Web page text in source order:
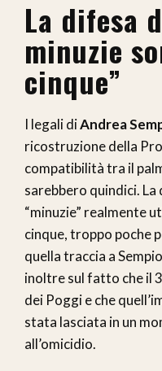
La difesa
minuzie
cinque”
I legali diAndrea
ricostruzione della
compatibilità tra il
sarebbero quindici. La
“minuzie” realmente
cinque, troppo poche
quella traccia a
inoltre sul fatto che il
dei Poggi e che
stata lasciata in un
all’omicidio.